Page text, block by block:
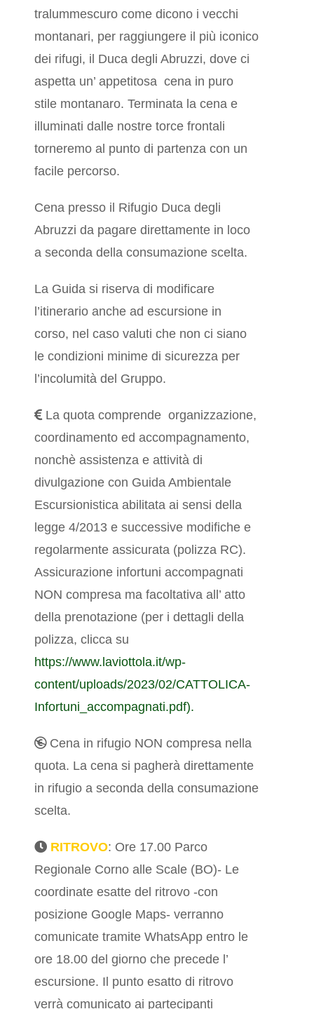
tralummescuro come dicono i vecchi
montanari, per raggiungere il più iconico
dei rifugi, il Duca degli Abruzzi, dove ci
aspetta un’ appetitosa cena in puro
stile montanaro. Terminata la cena e
illuminati dalle nostre torce frontali
torneremo al punto di partenza con un
facile percorso.
Cena presso il Rifugio Duca degli
Abruzzi da pagare direttamente in loco
a seconda della consumazione scelta.
La Guida si riserva di modificare
l’itinerario anche ad escursione in
corso, nel caso valuti che non ci siano
le condizioni minime di sicurezza per
l’incolumità del Gruppo.
La quota comprende organizzazione,
coordinamento ed accompagnamento,
nonchè assistenza e attività di
divulgazione con Guida Ambientale
Escursionistica abilitata ai sensi della
legge 4/2013 e successive modifiche e
regolarmente assicurata (polizza RC).
Assicurazione infortuni accompagnati
NON compresa ma facoltativa all’ atto
della prenotazione (per i dettagli della
polizza, clicca su
https://www.laviottola.it/wp-
content/uploads/2023/02/CATTOLICA-
Infortuni_accompagnati.pdf).
Cena in rifugio NON compresa nella
quota. La cena si pagherà direttamente
in rifugio a seconda della consumazione
scelta.
RITROVO: Ore 17.00 Parco
Regionale Corno alle Scale (BO)- Le
coordinate esatte del ritrovo -con
posizione Google Maps- verranno
comunicate tramite WhatsApp entro le
ore 18.00 del giorno che precede l’
escursione. Il punto esatto di ritrovo
verrà comunicato ai partecipanti